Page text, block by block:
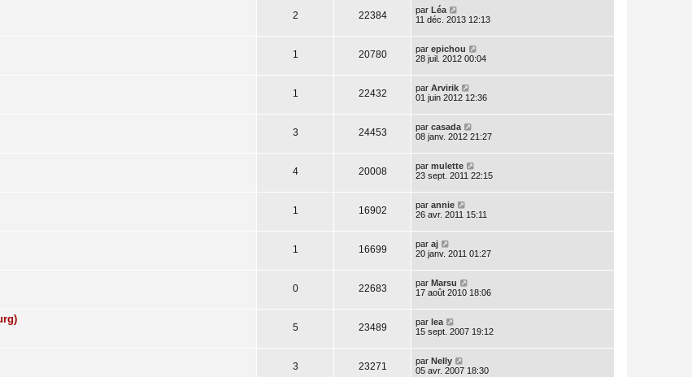
2 22384 par Léa
11 déc. 2013 12:13
1 20780 par epichou
28 juil. 2012 00:04
1 22432 par Arvirik
01 juin 2012 12:36
3 24453 par casada
08 janv. 2012 21:27
4 20008 par mulette
23 sept. 2011 22:15
1 16902 par annie
26 avr. 2011 15:11
1 16699 par aj
20 janv. 2011 01:27
0 22683 par Marsu
17 août 2010 18:06
5 23489 par lea
15 sept. 2007 19:12
3 23271 par Nelly
05 avr. 2007 18:30